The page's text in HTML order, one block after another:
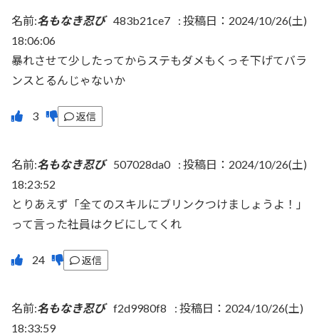
名前:名もなき忍び 483b21ce7 : 投稿日：2024/10/26(土)
18:06:06
暴れさせて少したってからステもダメもくっそ下げてバラ
ンスとるんじゃないか
返信
名前:名もなき忍び 507028da0 : 投稿日：2024/10/26(土)
18:23:52
とりあえず「全てのスキルにブリンクつけましょうよ！」
って言った社員はクビにしてくれ
返信
名前:名もなき忍び f2d9980f8 : 投稿日：2024/10/26(土)
18:33:59